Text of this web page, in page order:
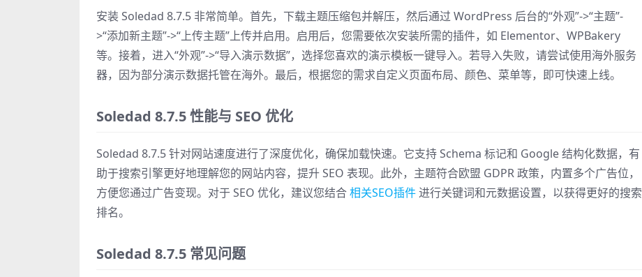
安装 Soledad 8.7.5 非常简单。首先，下载主题压缩包并解压，然后通过 WordPress 后台的“外观”->“主题”-
>“添加新主题”->“上传主题”上传并启用。启用后，您需要依次安装所需的插件，如 Elementor、WPBakery
等。接着，进入“外观”->“导入演示数据”，选择您喜欢的演示模板一键导入。若导入失败，请尝试使用海外服务
器，因为部分演示数据托管在海外。最后，根据您的需求自定义页面布局、颜色、菜单等，即可快速上线。
Soledad 8.7.5 性能与 SEO 优化
Soledad 8.7.5 针对网站速度进行了深度优化，确保加载快速。它支持 Schema 标记和 Google 结构化数据，有
助于搜索引擎更好地理解您的网站内容，提升 SEO 表现。此外，主题符合欧盟 GDPR 政策，内置多个广告位，
方便您通过广告变现。对于 SEO 优化，建议您结合相关SEO插件进行关键词和元数据设置，以获得更好的搜索
排名。
Soledad 8.7.5 常见问题